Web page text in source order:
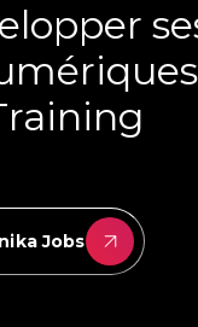
Jobs